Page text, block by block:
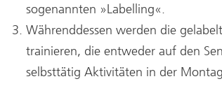
sogenannten »Labelling«.
Währenddessen werden die
trainieren, die entweder auf den
selbsttätig Aktivitäten in der